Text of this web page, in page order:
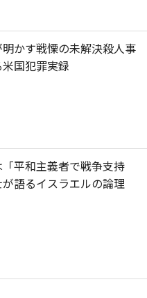
かす戦慄の未解決殺人事
国犯罪実録
平和主義者で戦争支持
語るイスラエルの論理